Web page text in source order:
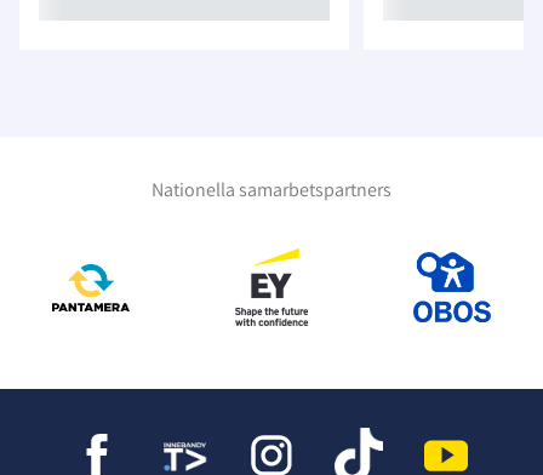
Nationella samarbetspartners